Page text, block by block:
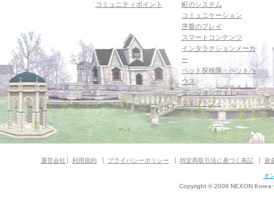
コミュニティポイント
町のシステム
コミュニケーション
序盤のプレイ
スマートコンテンツ
インタラクションメーカ
ー
ペット探検隊・ペットハ
ウス
ダンジョンガイド
マギグラフィ
運営会社 利用規約 プライバシーポリシー 特定商取引法に基づく表記 資
オ
Copyright © 2009 NEXON Korea